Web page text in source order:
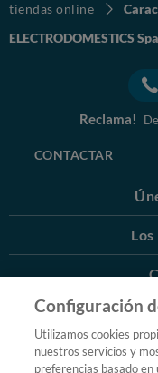
tiendas online
ELECTRODOMESTICS
Reclama!
CONTACTAR
Configuración
Utilizamos cookies
nuestros servicios y
preferencias basado